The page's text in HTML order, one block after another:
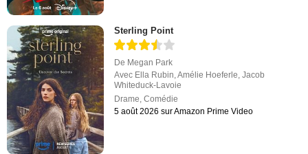
Sterling Point
De Megan Park
Avec Ella Rubin,Amélie Hoeferle,Jacob
Whiteduck-Lavoie
Drame,Comédie
5 août 2026 sur Amazon Prime Video